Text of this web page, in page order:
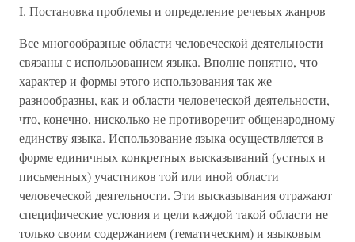
I. Постановка проблемы и определение речевых жанров
Все многообразные области человеческой деятельности
связаны с использованием языка. Вполне понятно, что
характер и формы этого использования так же
разнообразны, как и области человеческой деятельности,
что, конечно, нисколько не противоречит общенародному
единству языка. Использование языка осуществляется в
форме единичных конкретных высказываний (устных и
письменных) участников той или иной области
человеческой деятельности. Эти высказывания отражают
специфические условия и цели каждой такой области не
только своим содержанием (тематическим) и языковым